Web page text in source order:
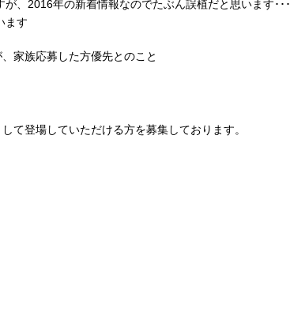
、2016年の新着情報なのでたぶん誤植だと思います･･･
ます
家族応募した方優先とのこと
て登場していただける方を募集しております。